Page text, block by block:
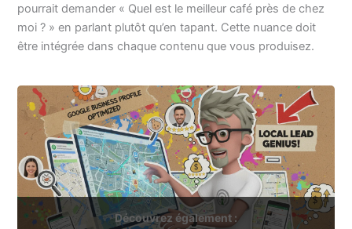
pourrait demander « Quel est le meilleur café près de chez
moi ? » en parlant plutôt qu’en tapant. Cette nuance doit
être intégrée dans chaque contenu que vous produisez.
Découvrez également :